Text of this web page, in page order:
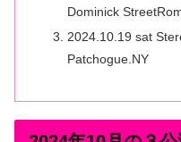
Dominick
2024.10.19 sat
Patchogue.NY